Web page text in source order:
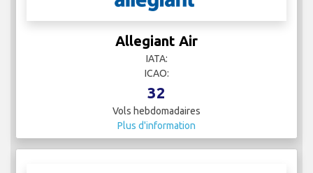
Allegiant Air
IATA:
ICAO:
32
Vols hebdomadaires
Plus d'information